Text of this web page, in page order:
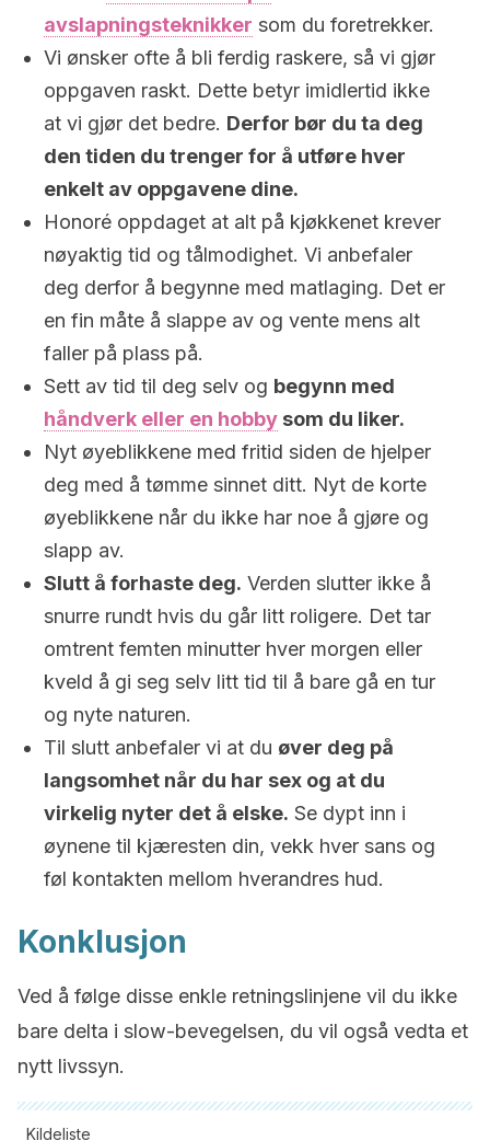
avslapningsteknikker som du foretrekker.
Vi ønsker ofte å bli ferdig raskere, så vi gjør
oppgaven raskt. Dette betyr imidlertid ikke
at vi gjør det bedre. Derfor bør du ta deg
den tiden du trenger for å utføre hver
enkelt av oppgavene dine.
Honoré oppdaget at alt på kjøkkenet krever
nøyaktig tid og tålmodighet. Vi anbefaler
deg derfor å begynne med matlaging. Det er
en fin måte å slappe av og vente mens alt
faller på plass på.
Sett av tid til deg selv og begynn med
håndverk eller en hobby som du liker.
Nyt øyeblikkene med fritid siden de hjelper
deg med å tømme sinnet ditt. Nyt de korte
øyeblikkene når du ikke har noe å gjøre og
slapp av.
Slutt å forhaste deg. Verden slutter ikke å
snurre rundt hvis du går litt roligere. Det tar
omtrent femten minutter hver morgen eller
kveld å gi seg selv litt tid til å bare gå en tur
og nyte naturen.
Til slutt anbefaler vi at du øver deg på
langsomhet når du har sex og at du
virkelig nyter det å elske. Se dypt inn i
øynene til kjæresten din, vekk hver sans og
føl kontakten mellom hverandres hud.
Konklusjon
Ved å følge disse enkle retningslinjene vil du ikke
bare delta i slow-bevegelsen, du vil også vedta et
nytt livssyn.
Kildeliste